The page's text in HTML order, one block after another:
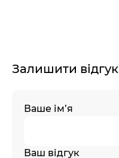
Залишити відгук
Ваше ім’я
Ваш відгук